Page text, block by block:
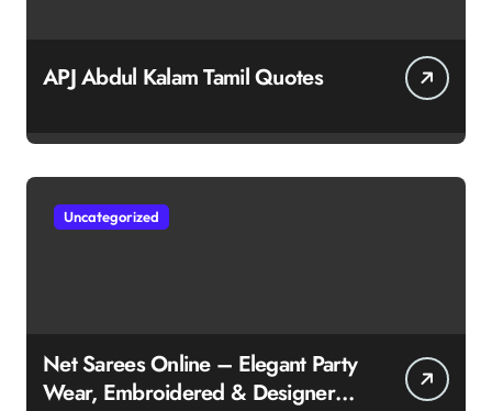
APJ Abdul Kalam Tamil Quotes
Uncategorized
Net Sarees Online – Elegant Party
Wear, Embroidered & Designer